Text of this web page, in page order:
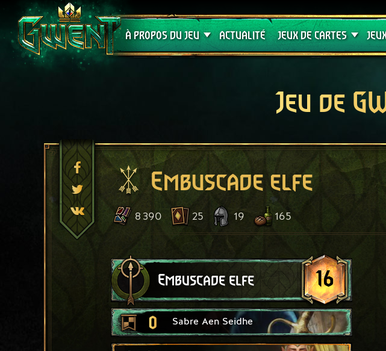
À PROPOS DU JEU
Assistance
ACTUALITÉ JEUX DE CARTES
Crimson Curse
Jeu de
Embuscade elfe
8 390 25 19 165
Embuscade elfe 16
0 Sabre Aen Seidhe